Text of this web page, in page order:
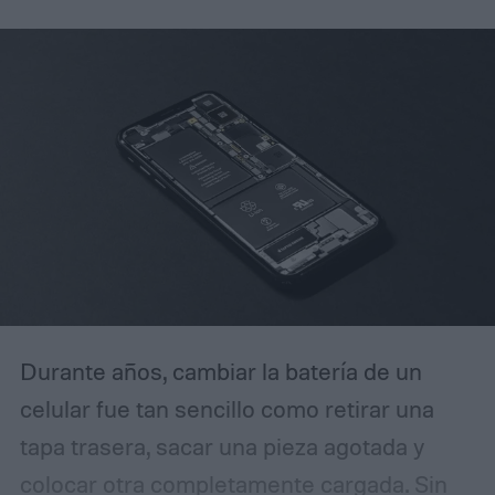
menos grano visible en las tomas HDR.
Durante años, cambiar la batería de un
celular fue tan sencillo como retirar una
tapa trasera, sacar una pieza agotada y
colocar otra completamente cargada. Sin